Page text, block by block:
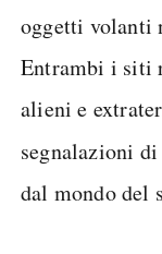
oggetti volanti
Entrambi i siti
alieni e
segnalazioni
dal mondo del